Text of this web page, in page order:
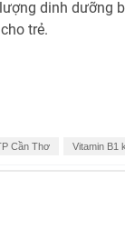
dinh dưỡng
trẻ.
Cần Thơ Vitamin B1